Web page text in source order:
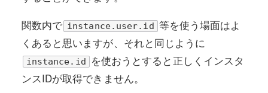
関数内で instance.user.id 等を使う場面はよ
くあると思いますが、それと同じように
instance.id
を使おうとすると正しくインスタ
ンスIDが取得できません。